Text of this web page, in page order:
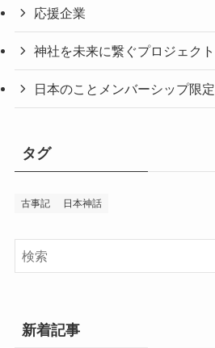
応援企業
神社を未来に繋ぐプロジェクト
日本のことメンバーシップ限定
タグ
古事記 日本神話
新着記事